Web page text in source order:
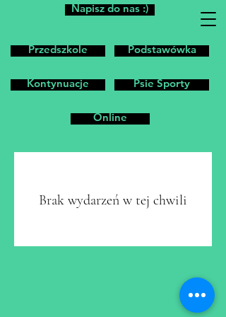
Napisz do nas :)
Przedszkole Podstawówka
Kontynuacje Psie Sporty
Online
Brak wydarzeń w tej chwili